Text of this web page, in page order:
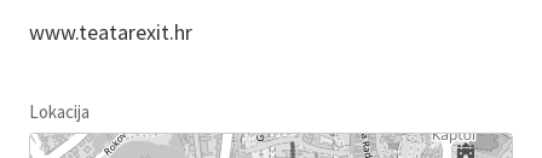
www.teatarexit.hr
Lokacija